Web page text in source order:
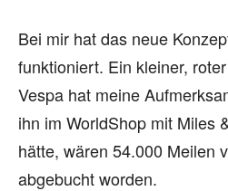
Bei mir hat das neue
funktioniert. Ein kleiner,
Vespa hat meine
ihn im WorldShop mit Miles
hätte, wären 54.000 Meilen
abgebucht worden.